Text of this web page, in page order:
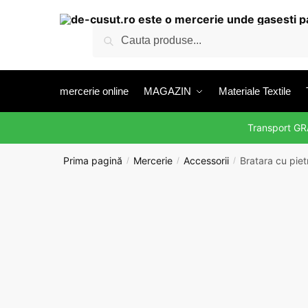
după:
Caută
mercerie online MAGAZIN Materiale Textile
Transport
Prima pagină / Mercerie / Accessorii / Bratara cu